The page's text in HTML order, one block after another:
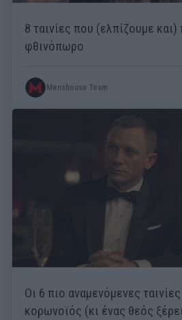
8 ταινίες που (ελπίζουμε
φθινόπωρο
Menshouse Team
Οι 6 πιο αναμενόμενες
κορωνοϊός (κι ένας θεός